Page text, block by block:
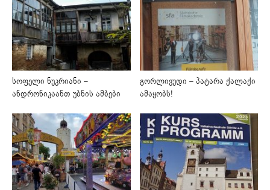
სოფელი ნუკრიანი –
ანდრონიკაანთ უბნის ამბები
გორლივუდი – პატარა ქალაქი
ამაყობს!